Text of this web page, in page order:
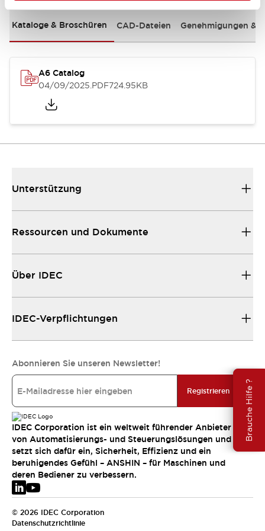
Brauche Hilfe ?
Kataloge & Broschüren CAD-Dateien Genehmigungen &
A6 Catalog
04/09/2025.PDF724.95KB
Unterstützung
Ressourcen und Dokumente
Über IDEC
IDEC-Verpflichtungen
Abonnieren Sie unseren Newsletter!
Registrieren
IDEC Corporation ist ein weltweit führender Anbieter
von Automatisierungs- und Steuerungslösungen und
setzt sich dafür ein, Sicherheit, Effizienz und ein
beruhigendes Gefühl – ANSHIN – für Maschinen und
deren Bediener zu verbessern.
© 2026 IDEC Corporation
Datenschutzrichtlinie